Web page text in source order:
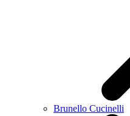
Brunello Cucinelli